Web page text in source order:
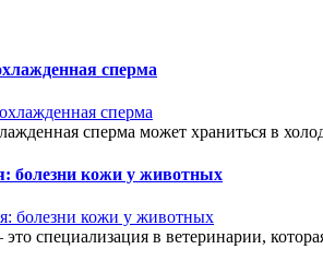
сперма
сперма может храниться в
болезни кожи у животных
специализация в ветеринарии,